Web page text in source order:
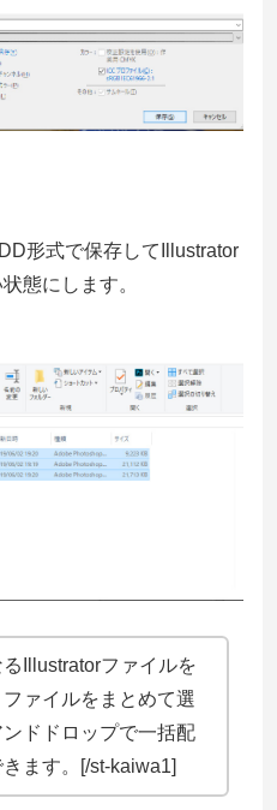
形式で保存してIllustrator
態にします。
Illustratorファイルを
ァイルをまとめて選
ドドロップで一括配
ます。[/st-kaiwa1]